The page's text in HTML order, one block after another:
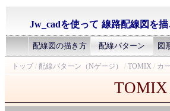
Jw_cadを使って 線路配線図を描
配線図の描き方 配線パターン 図
トップ / 配線パターン（Nゲージ） / TOMIX / カ